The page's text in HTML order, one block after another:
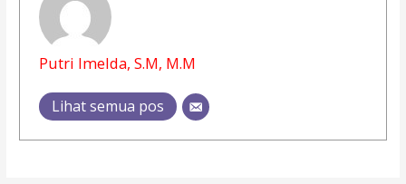
Putri Imelda, S.M, M.M
Lihat semua pos